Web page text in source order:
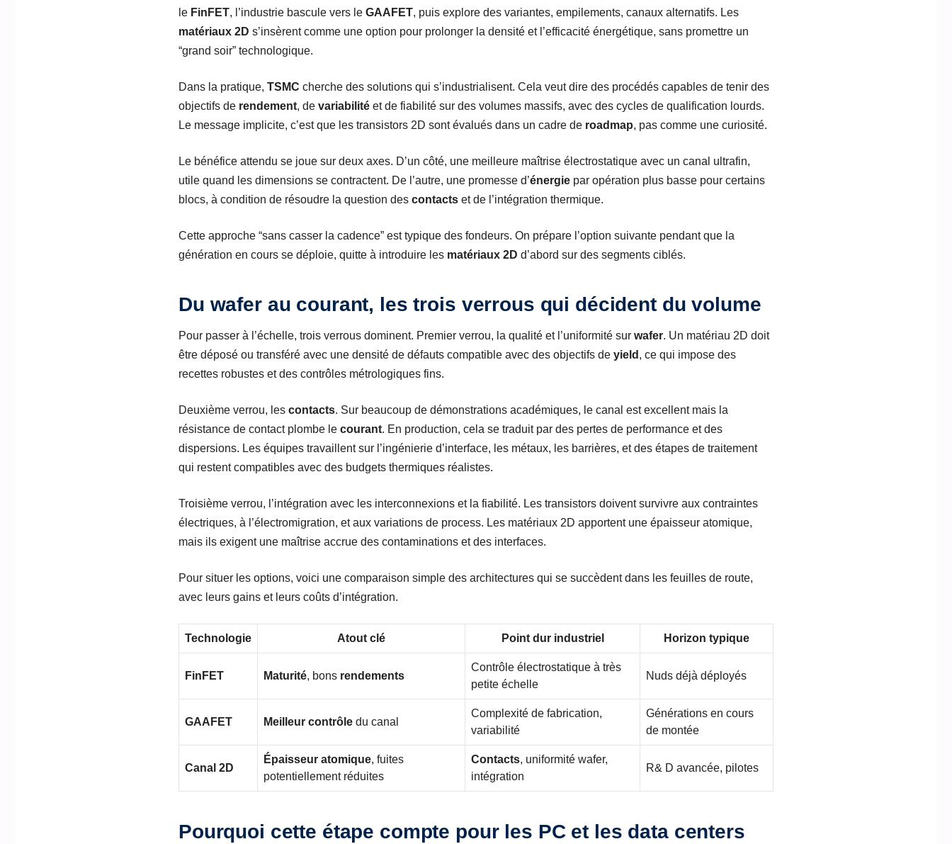
le FinFET, l’industrie bascule vers le GAAFET, puis explore des variantes, empilements, canaux alternatifs. Les
matériaux 2D s’insèrent comme une option pour prolonger la densité et l’efficacité énergétique, sans promettre un
“grand soir” technologique.
Dans la pratique, TSMC cherche des solutions qui s’industrialisent. Cela veut dire des procédés capables de tenir des
objectifs de rendement, de variabilité et de fiabilité sur des volumes massifs, avec des cycles de qualification lourds.
Le message implicite, c’est que les transistors 2D sont évalués dans un cadre de roadmap, pas comme une curiosité.
Le bénéfice attendu se joue sur deux axes. D’un côté, une meilleure maîtrise électrostatique avec un canal ultrafin,
utile quand les dimensions se contractent. De l’autre, une promesse d’énergie par opération plus basse pour certains
blocs, à condition de résoudre la question des contacts et de l’intégration thermique.
Cette approche “sans casser la cadence” est typique des fondeurs. On prépare l’option suivante pendant que la
génération en cours se déploie, quitte à introduire les matériaux 2D d’abord sur des segments ciblés.
Du wafer au courant, les trois verrous qui décident du volume
Pour passer à l’échelle, trois verrous dominent. Premier verrou, la qualité et l’uniformité sur wafer. Un matériau 2D doit
être déposé ou transféré avec une densité de défauts compatible avec des objectifs de yield , ce qui impose des
recettes robustes et des contrôles métrologiques fins.
Deuxième verrou, les contacts. Sur beaucoup de démonstrations académiques, le canal est excellent mais la
résistance de contact plombe le courant. En production, cela se traduit par des pertes de performance et des
dispersions. Les équipes travaillent sur l’ingénierie d’interface, les métaux, les barrières, et des étapes de traitement
qui restent compatibles avec des budgets thermiques réalistes.
Troisième verrou, l’intégration avec les interconnexions et la fiabilité. Les transistors doivent survivre aux contraintes
électriques, à l’électromigration, et aux variations de process. Les matériaux 2D apportent une épaisseur atomique,
mais ils exigent une maîtrise accrue des contaminations et des interfaces.
Pour situer les options, voici une comparaison simple des architectures qui se succèdent dans les feuilles de route,
avec leurs gains et leurs coûts d’intégration.
Technologie Atout clé Point dur industriel Horizon typique
FinFET Maturité, bons rendements
Contrôle électrostatique à très
petite échelle
Nuds déjà déployés
GAAFET Meilleur contrôle du canal
Complexité de fabrication,
variabilité
Générations en cours
de montée
Canal 2D
Épaisseur atomique, fuites
potentiellement réduites
Contacts, uniformité wafer,
intégration
R& D avancée, pilotes
Pourquoi cette étape compte pour les PC et les data centers